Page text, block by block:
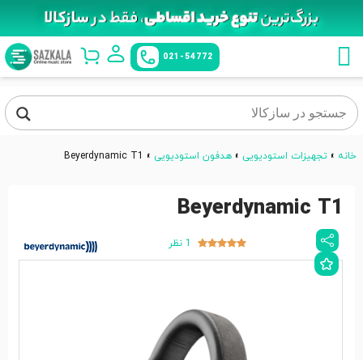
021-54772
خانه » تجهیزات استودیویی » هدفون استودیویی »
Beyerdynamic T1
Beyerdynamic T1
1 نظر